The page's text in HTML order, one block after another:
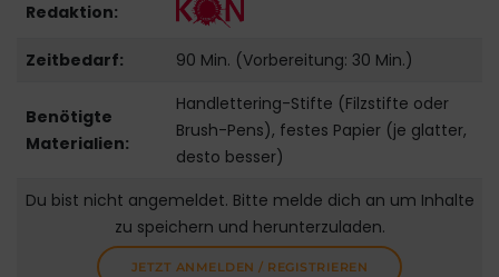
Redaktion:
Zeitbedarf: 90 Min. (Vorbereitung: 30 Min.)
Benötigte
Materialien:
Handlettering-Stifte (Filzstifte oder
Brush-Pens), festes Papier (je glatter,
desto besser)
Du bist nicht angemeldet. Bitte melde dich an um Inhalte
zu speichern und herunterzuladen.
JETZT ANMELDEN / REGISTRIEREN